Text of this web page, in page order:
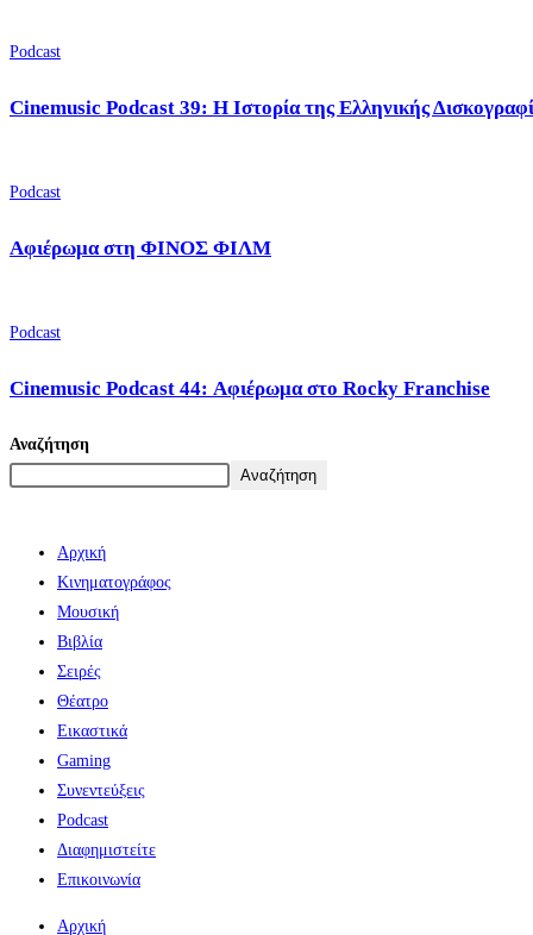
Podcast
Cinemusic Podcast 39: Η Ιστορία της Ελληνικής
Podcast
Αφιέρωμα στη ΦΙΝΟΣ ΦΙΛΜ
Podcast
Cinemusic Podcast 44: Αφιέρωμα στο Rocky Franchise
Αναζήτηση
Αναζήτηση
Αρχική
Κινηματογράφος
Μουσική
Βιβλία
Σειρές
Θέατρο
Εικαστικά
Gaming
Συνεντεύξεις
Podcast
Διαφημιστείτε
Επικοινωνία
Αρχική